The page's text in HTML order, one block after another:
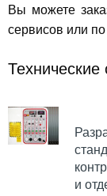
Вы можете
сервисов или
Технические
и